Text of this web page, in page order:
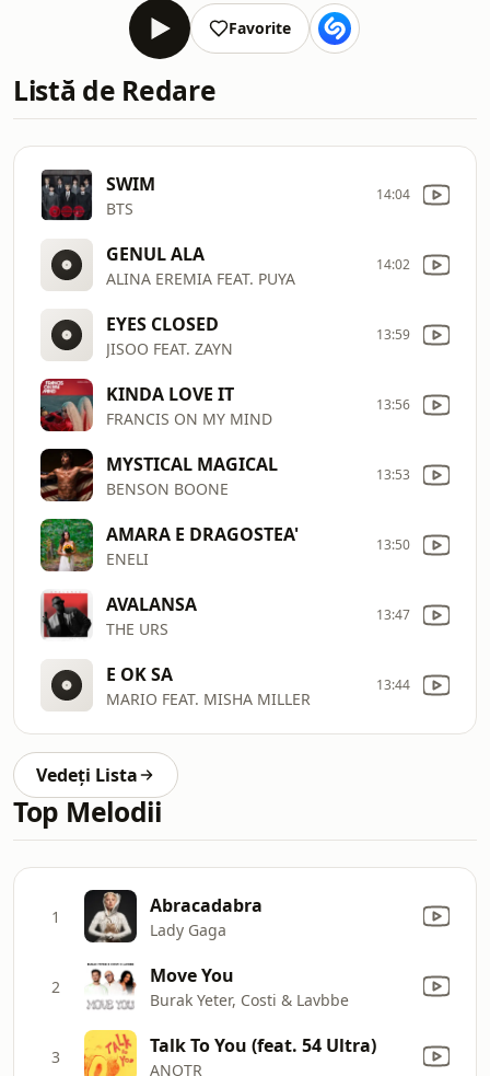
Favorite
Listă de Redare
SWIM
BTS
14:04
GENUL ALA
ALINA EREMIA FEAT. PUYA
14:02
EYES CLOSED
JISOO FEAT. ZAYN
13:59
KINDA LOVE IT
FRANCIS ON MY MIND
13:56
MYSTICAL MAGICAL
BENSON BOONE
13:53
AMARA E DRAGOSTEA'
ENELI
13:50
AVALANSA
THE URS
13:47
E OK SA
MARIO FEAT. MISHA MILLER
13:44
Vedeți Lista
Top Melodii
1 Abracadabra
Lady Gaga
2 Move You
Burak Yeter, Costi & Lavbbe
3 Talk To You (feat. 54 Ultra)
ANOTR